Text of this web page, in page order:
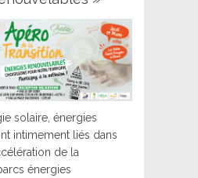
solaire, énergies
intimement liés dans
de la
énergies